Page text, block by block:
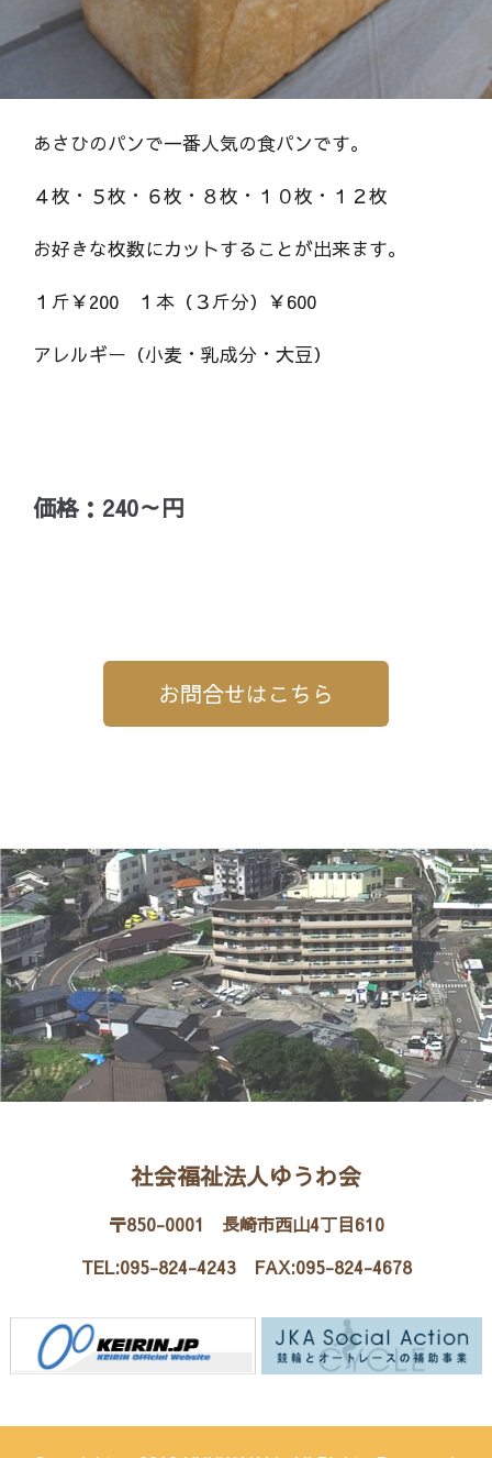
あさひのパンで一番人気の食パンです。
４枚・５枚・６枚・８枚・１０枚・１２枚
お好きな枚数にカットすることが出来ます。
１斤￥200 １本（３斤分）￥600
アレルギー（小麦・乳成分・大豆）
価格：240～円
お問合せはこちら
社会福祉法人ゆうわ会
〒850-0001 長崎市西山4丁目610
TEL:095-824-4243 FAX:095-824-4678